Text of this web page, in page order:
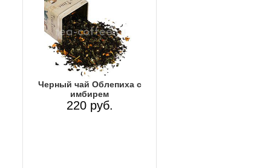
Черный чай Облепиха с
имбирем
220 руб.